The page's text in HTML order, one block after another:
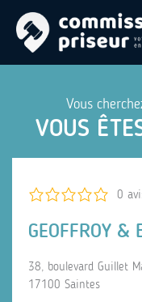
Vous
VOUS
0
GEOFFROY &
38, boulevard Guillet
17100 Saintes